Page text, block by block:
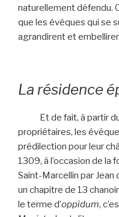
naturellement défendu.
que les évêques qui se
agrandirent et
La résidence
Et de fait, à partir du
propriétaires, les
prédilection pour leur
1309, à l’occasion de la
Saint-Marcellin par
un chapitre de 13
le terme d’oppidum,